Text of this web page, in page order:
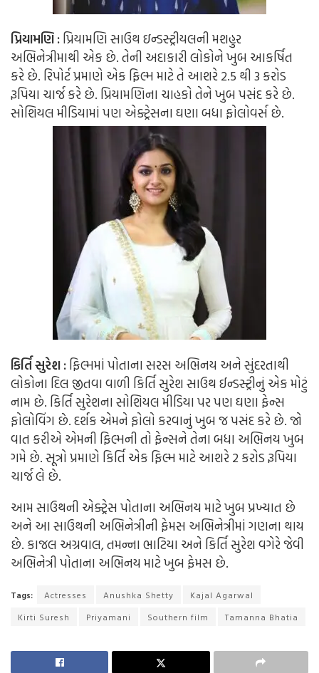
પ્રિયામણિ:પ્રિયામણિ સાઉથ ઇન્ડસ્ટ્રીયલની મશહુર
અભિનેત્રીમાથી એક છે. તેની અદાકારી લોકોને ખુબ આકર્ષિત
કરે છે. રિપોર્ટ પ્રમાણે એક ફિલ્મ માટે તે આશરે 2.5 થી 3 કરોડ
રૂપિયા ચાર્જ કરે છે. પ્રિયામણિના ચાહકો તેને ખુબ પસંદ કરે છે.
સોશિયલ મીડિયામાં પણ એક્ટ્રેસના ઘણા બધા ફોલોવર્સ છે.
કિર્તિ સુરેશ:ફિલ્મમાં પોતાના સરસ અભિનય અને સુંદરતાથી
લોકોના દિલ જીતવા વાળી કિર્તિ સુરેશ સાઉથ ઈન્ડસ્ટ્રીનું એક મોટું
નામ છે. કિર્તિ સુરેશના સોશિયલ મીડિયા પર પણ ઘણા ફેન્સ
ફોલોવિંગ છે. દર્શક એમને ફોલો કરવાનું ખુબ જ પસંદ કરે છે. જો
વાત કરીએ એમની ફિલ્મની તો ફેન્સને તેના બધા અભિનય ખુબ
ગમે છે. સૂત્રો પ્રમાણે કિર્તિ એક ફિલ્મ માટે આશરે 2 કરોડ રૂપિયા
ચાર્જ લે છે.
આમ સાઉથની એક્ટ્રેસ પોતાના અભિનય માટે ખુબ પ્રખ્યાત છે
અને આ સાઉથની અભિનેત્રીની ફેમસ અભિનેત્રીમાં ગણના થાય
છે. કાજલ અગ્રવાલ, તમન્ના ભાટિયા અને કિર્તિ સુરેશ વગેરે જેવી
અભિનેત્રી પોતાના અભિનય માટે ખુબ ફેમસ છે.
Tags: Actresses Anushka Shetty
Kajal Agarwal
Kirti Suresh
Priyamani Southern film Tamanna Bhatia